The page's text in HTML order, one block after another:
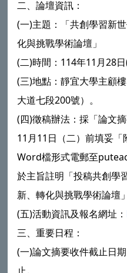
二、論壇資訊：
(一)主題：「共創學習新
化與挑戰學術論壇」
(二)時間：114年11月28日
(三)地點：靜宜大學主顧
大道七段200號）。
(四)徵稿辦法：採「論文
11月11日（二）前填妥
Word檔形式電郵至
於主旨註明「投稿共創學
新、轉化與挑戰學術論壇」
(五)活動資訊及報名網址：
三、重要日程：
(一)論文摘要收件截止日